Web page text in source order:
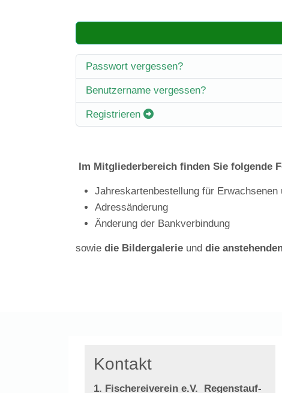
Passwort vergessen?
Benutzername vergessen?
Registrieren
Im Mitgliederbereich finden Sie folgende
Jahreskartenbestellung für Erwachsenen
Adressänderung
Änderung der Bankverbindung
sowie die Bildergalerie und die
Kontakt
1. Fischereiverein e.V. Regenstauf-